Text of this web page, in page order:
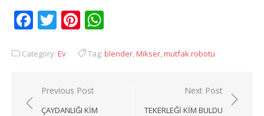
Facebook
TwitterPinterest
Category: Ev Tag: blender,Mikser,mutfak robotu
Yazı
gezinmesi
Previous Post
ÇAYDANLIĞI KIM
Next Post
TEKERLEĞI KIM BULDU